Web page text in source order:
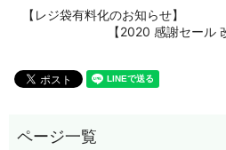
【レジ袋有料化のお知らせ】
【2020 感謝セール